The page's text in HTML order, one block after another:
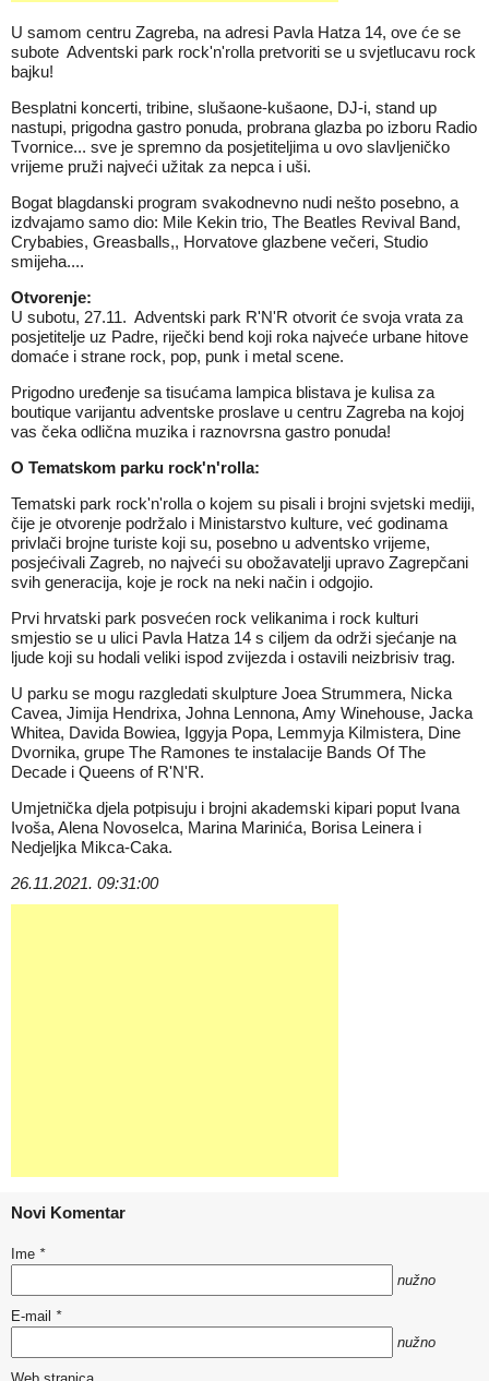
U samom centru Zagreba, na adresi Pavla Hatza 14, ove će se
subote Adventski park rock'n'rolla pretvoriti se u svjetlucavu rock
bajku!
Besplatni koncerti, tribine, slušaone-kušaone, DJ-i, stand up
nastupi, prigodna gastro ponuda, probrana glazba po izboru Radio
Tvornice... sve je spremno da posjetiteljima u ovo slavljeničko
vrijeme pruži najveći užitak za nepca i uši.
Bogat blagdanski program svakodnevno nudi nešto posebno, a
izdvajamo samo dio: Mile Kekin trio, The Beatles Revival Band,
Crybabies, Greasballs,, Horvatove glazbene večeri, Studio
smijeha....
Otvorenje:
U subotu, 27.11. Adventski park R'N'R otvorit će svoja vrata za
posjetitelje uz Padre, riječki bend koji roka najveće urbane hitove
domaće i strane rock, pop, punk i metal scene.
Prigodno uređenje sa tisućama lampica blistava je kulisa za
boutique varijantu adventske proslave u centru Zagreba na kojoj
vas čeka odlična muzika i raznovrsna gastro ponuda!
O Tematskom parku rock'n'rolla:
Tematski park rock'n'rolla o kojem su pisali i brojni svjetski mediji,
čije je otvorenje podržalo i Ministarstvo kulture, već godinama
privlači brojne turiste koji su, posebno u adventsko vrijeme,
posjećivali Zagreb, no najveći su obožavatelji upravo Zagrepčani
svih generacija, koje je rock na neki način i odgojio.
Prvi hrvatski park posvećen rock velikanima i rock kulturi
smjestio se u ulici Pavla Hatza 14 s ciljem da održi sjećanje na
ljude koji su hodali veliki ispod zvijezda i ostavili neizbrisiv trag.
U parku se mogu razgledati skulpture Joea Strummera, Nicka
Cavea, Jimija Hendrixa, Johna Lennona, Amy Winehouse, Jacka
Whitea, Davida Bowiea, Iggyja Popa, Lemmyja Kilmistera, Dine
Dvornika, grupe The Ramones te instalacije Bands Of The
Decade i Queens of R'N'R.
Umjetnička djela potpisuju i brojni akademski kipari poput Ivana
Ivoša, Alena Novoselca, Marina Marinića, Borisa Leinera i
Nedjeljka Mikca-Caka.
26.11.2021. 09:31:00
Novi Komentar
Ime *
nužno
E-mail *
nužno